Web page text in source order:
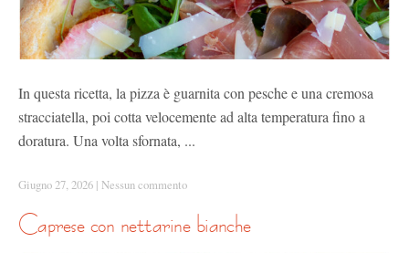
In questa ricetta, la pizza è guarnita con pesche e una cremosa
stracciatella, poi cotta velocemente ad alta temperatura fino a
doratura. Una volta sfornata, ...
Giugno 27, 2026 | Nessun commento
caprese con nettarine bianche